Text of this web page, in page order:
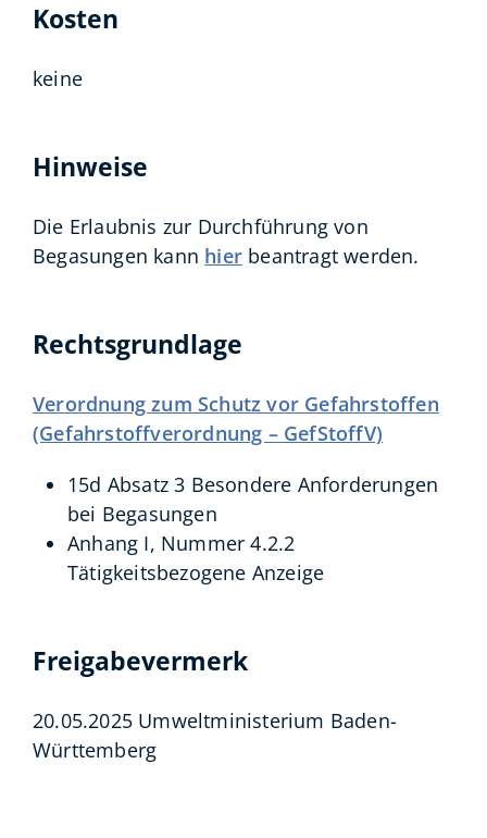
Kosten
keine
Hinweise
Die Erlaubnis zur Durchführung von
Begasungen kann hier beantragt werden.
Rechtsgrundlage
Verordnung zum Schutz vor Gefahrstoffen
(Gefahrstoffverordnung – GefStoffV)
15d Absatz 3 Besondere Anforderungen
bei Begasungen
Anhang I, Nummer 4.2.2
Tätigkeitsbezogene Anzeige
Freigabevermerk
20.05.2025 Umweltministerium Baden-
Württemberg